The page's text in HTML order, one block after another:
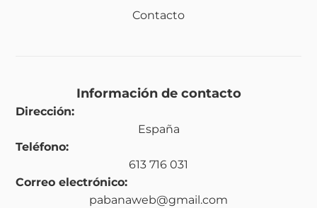
Contacto
Información de contacto
Dirección:
España
Teléfono:
613 716 031
Correo electrónico:
pabanaweb@gmail.com